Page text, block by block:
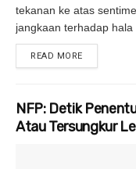
tekanan ke atas
jangkaan terhadap hala
READ MORE
NFP: Detik
Atau Tersungkur